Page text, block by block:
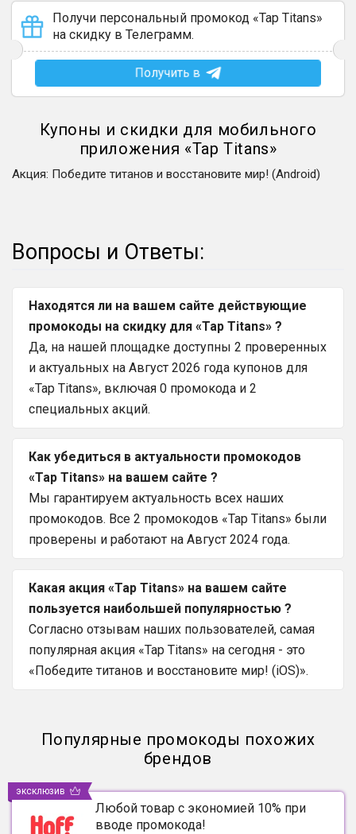
Получи персональный промокод «Tap Titans»
на скидку в Телеграмм.
Получить в
Купоны и скидки для мобильного
приложения «Tap Titans»
Акция: Победите титанов и восстановите мир! (Android)
Вопросы и Ответы:
Находятся ли на вашем сайте действующие
промокоды на скидку для «Tap Titans» ?
Да, на нашей площадке доступны 2 проверенных
и актуальных на Август 2026 года купонов для
«Tap Titans», включая 0 промокода и 2
специальных акций.
Как убедиться в актуальности промокодов
«Tap Titans» на вашем сайте ?
Мы гарантируем актуальность всех наших
промокодов. Все 2 промокодов «Tap Titans» были
проверены и работают на Август 2024 года.
Какая акция «Tap Titans» на вашем сайте
пользуется наибольшей популярностью ?
Согласно отзывам наших пользователей, самая
популярная акция «Tap Titans» на сегодня - это
«Победите титанов и восстановите мир! (iOS)».
Популярные промокоды похожих
брендов
Любой товар с экономией 10% при
вводе промокода!
эксклюзив